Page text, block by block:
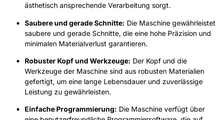
ästhetisch ansprechende Verarbeitung sorgt.
Saubere und gerade Schnitte: Die Maschine gewährleistet
saubere und gerade Schnitte, die eine hohe Präzision und
minimalen Materialverlust garantieren.
Robuster Kopf und Werkzeuge: Der Kopf und die
Werkzeuge der Maschine sind aus robusten Materialien
gefertigt, um eine lange Lebensdauer und zuverlässige
Leistung zu gewährleisten.
Einfache Programmierung: Die Maschine verfügt über